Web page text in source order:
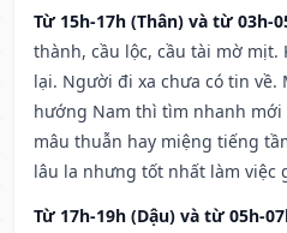
Từ 15h-17h (Thân) và từ 03h-
thành, cầu lộc, cầu tài mờ mịt.
lại. Người đi xa chưa có tin về.
hướng Nam thì tìm nhanh
mâu thuẫn hay miệng tiếng
lâu la nhưng tốt nhất làm việc
Từ 17h-19h (Dậu) và từ 05h-